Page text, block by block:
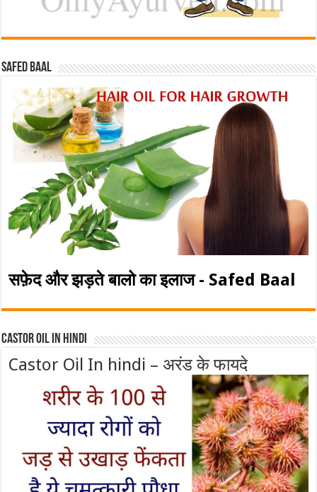
Safed baal
सफ़ेद और झड़ते बालो का इलाज - Safed Baal
Castor Oil In Hindi
Castor Oil In hindi – अरंड के फायदे